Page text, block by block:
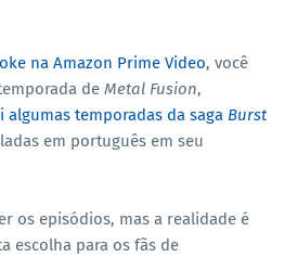
na Amazon Prime Video, você
de Metal Fusion,
algumas temporadas da saga Burst
em português em seu
os episódios, mas a realidade é
escolha para os fãs de